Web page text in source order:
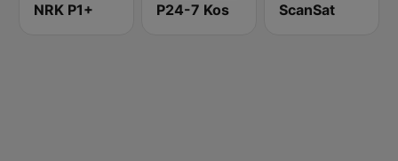
NRK P1+ P24-7 Kos ScanSat